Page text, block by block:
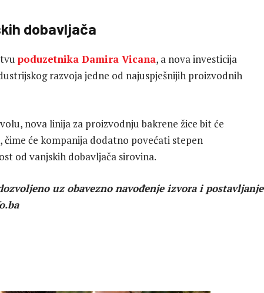
dobavljača
poduzetnika Damira Vicana, a nova investicija
razvoja jedne od najuspješnijih proizvodnih
nova linija za proizvodnju bakrene žice bit će
će kompanija dodatno povećati stepen
od vanjskih dobavljača sirovina.
uz obavezno navođenje izvora i postavljanje